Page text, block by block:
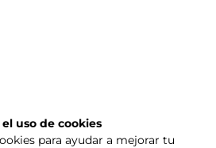
uso de cookies
para ayudar a mejorar tu